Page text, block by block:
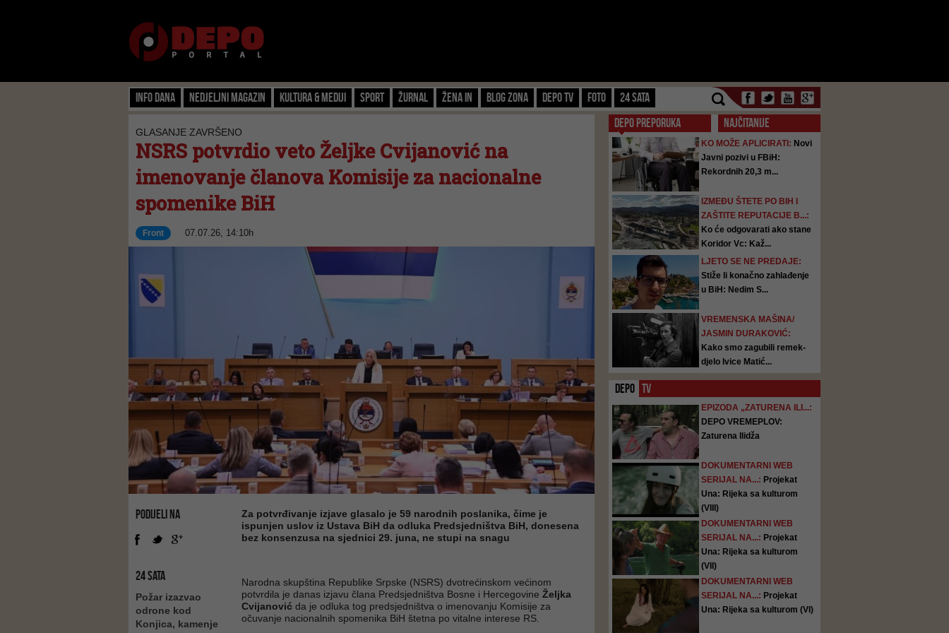
Info dana Nedjeljni magazin Kultura & Mediji Sport Žurnal Žena IN Blog zona Depo TV FOTO 24 SATA
GLASANJE ZAVRŠENO
NSRS potvrdio veto Željke Cvijanović na
imenovanje članova Komisije za nacionalne
spomenike BiH
Front 07.07.26, 14:10h
PODIJELI NA
24 SATA
Požar izazvao
odrone kod
Konjica, kamenje
Za potvrđivanje izjave glasalo je 59 narodnih poslanika, čime je
ispunjen uslov iz Ustava BiH da odluka Predsjedništva BiH, donesena
bez konsenzusa na sjednici 29. juna, ne stupi na snagu
Narodna skupština Republike Srpske (NSRS) dvotrećinskom većinom
potvrdila je danas izjavu člana Predsjedništva Bosne i Hercegovine Željka
Cvijanović da je odluka tog predsjedništva o imenovanju Komisije za
očuvanje nacionalnih spomenika BiH štetna po vitalne interese RS.
DEPO PREPORUKA NAJČITANIJE
KO MOŽE APLICIRATI: Novi
Javni pozivi u FBiH:
Rekordnih 20,3 m...
IZMEĐU ŠTETE PO BIH I
ZAŠTITE REPUTACIJE B...:
Ko će odgovarati ako stane
Koridor Vc: Kaž...
LJETO SE NE PREDAJE:
Stiže li konačno zahlađenje
u BiH: Nedim S...
VREMENSKA MAŠINA/
JASMIN DURAKOVIĆ:
Kako smo zagubili remek-
djelo Ivice Matić...
DEPO TV
EPIZODA „ZATURENA ILI...:
DEPO VREMEPLOV:
Zaturena Ilidža
DOKUMENTARNI WEB
SERIJAL NA...: Projekat
Una: Rijeka sa kulturom
(VIII)
DOKUMENTARNI WEB
SERIJAL NA...: Projekat
Una: Rijeka sa kulturom
(VII)
DOKUMENTARNI WEB
SERIJAL NA...: Projekat
Una: Rijeka sa kulturom (VI)